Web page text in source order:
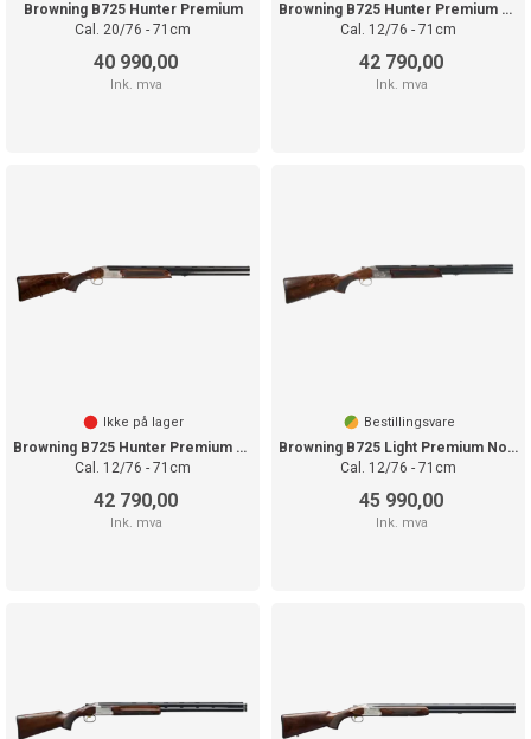
Browning B725 Hunter Premium
Cal. 20/76 - 71cm
40 990,00
Ink. mva
Browning B725 Hunter Premium Links
Cal. 12/76 - 71cm
42 790,00
Ink. mva
Ikke på lager
Browning B725 Hunter Premium Norway
Cal. 12/76 - 71cm
42 790,00
Ink. mva
Bestillingsvare
Browning B725 Light Premium Norway
Cal. 12/76 - 71cm
45 990,00
Ink. mva